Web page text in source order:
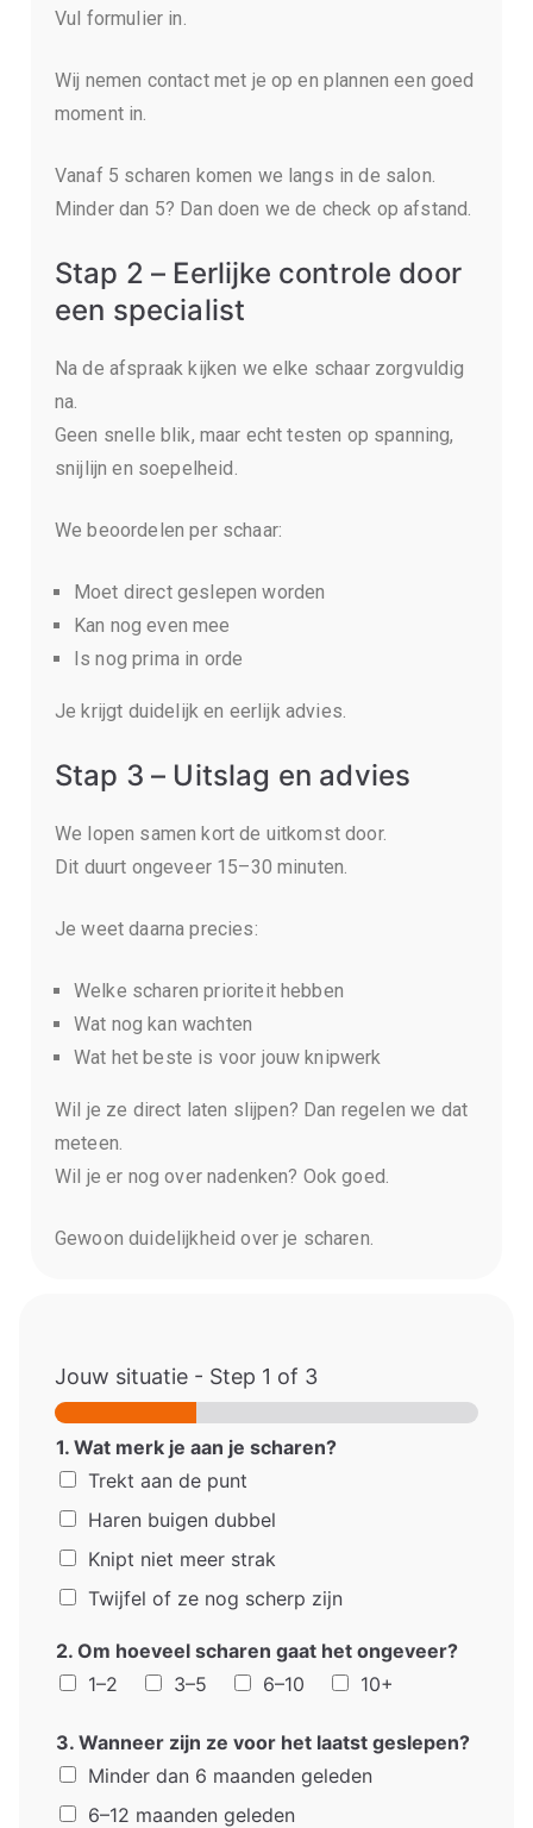
Vul formulier in.
Wij nemen contact met je op en plannen een goed
moment in.
Vanaf 5 scharen komen we langs in de salon.
Minder dan 5? Dan doen we de check op afstand.
Stap 2 – Eerlijke controle door
een specialist
Na de afspraak kijken we elke schaar zorgvuldig
na.
Geen snelle blik, maar echt testen op spanning,
snijlijn en soepelheid.
We beoordelen per schaar:
Moet direct geslepen worden
Kan nog even mee
Is nog prima in orde
Je krijgt duidelijk en eerlijk advies.
Stap 3 – Uitslag en advies
We lopen samen kort de uitkomst door.
Dit duurt ongeveer 15–30 minuten.
Je weet daarna precies:
Welke scharen prioriteit hebben
Wat nog kan wachten
Wat het beste is voor jouw knipwerk
Wil je ze direct laten slijpen? Dan regelen we dat
meteen.
Wil je er nog over nadenken? Ook goed.
Gewoon duidelijkheid over je scharen.
Jouw situatie - Step 1 of 3
1. Wat merk je aan je scharen?
Trekt aan de punt
Haren buigen dubbel
Knipt niet meer strak
Twijfel of ze nog scherp zijn
2. Om hoeveel scharen gaat het ongeveer?
1–2
3–5 6–10 10+
3. Wanneer zijn ze voor het laatst geslepen?
Minder dan 6 maanden geleden
6–12 maanden geleden